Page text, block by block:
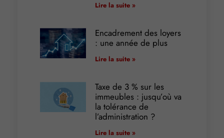
Lire la suite »
Encadrement des loyers
: une année de plus
Lire la suite »
Taxe de 3 % sur les
immeubles : jusqu’où va
la tolérance de
l’administration ?
Lire la suite »